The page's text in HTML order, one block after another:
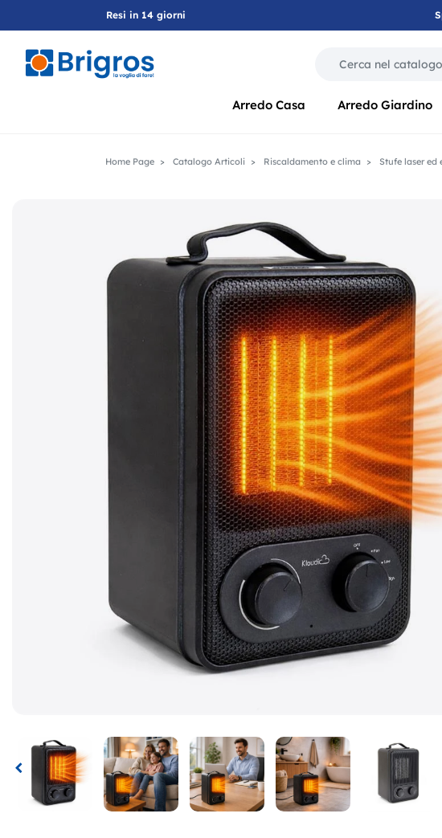
Resi in 14 giorni
Arredo Casa Arredo Giardino
Home Page Catalogo Articoli Riscaldamento e clima Stufe laser ed